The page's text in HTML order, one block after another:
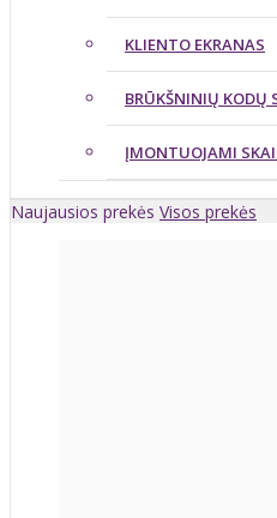
KLIENTO EKRANAS
BRŪKŠNINIŲ KODŲ
ĮMONTUOJAMI
Naujausios prekės Visos prekės